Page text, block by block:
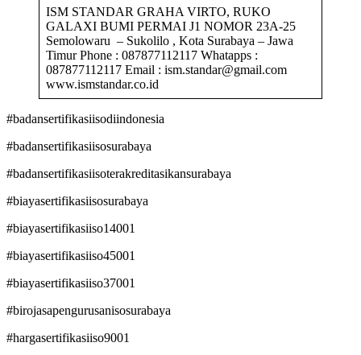
ISM STANDAR GRAHA VIRTO, RUKO
GALAXI BUMI PERMAI J1 NOMOR 23A-25
Semolowaru – Sukolilo , Kota Surabaya – Jawa
Timur Phone : 087877112117 Whatapps :
087877112117 Email : ism.standar@gmail.com
www.ismstandar.co.id
#badansertifikasiisodiindonesia
#badansertifikasiisosurabaya
#badansertifikasiisoterakreditasikansurabaya
#biayasertifikasiisosurabaya
#biayasertifikasiiso14001
#biayasertifikasiiso45001
#biayasertifikasiiso37001
#birojasapengurusanisosurabaya
#hargasertifikasiiso9001